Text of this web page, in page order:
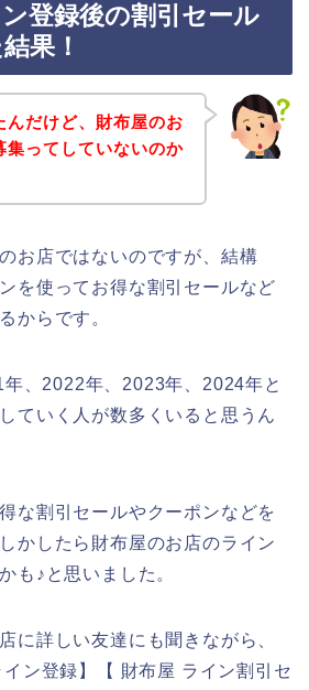
登録後の割引セール
果！
んだけど、財布屋のお
集ってしていないのか
お店ではないのですが、結構
を使ってお得な割引セールなど
からです。
、2022年、2023年、2024年と
ていく人が数多くいると思うん
な割引セールやクーポンなどを
かしたら財布屋のお店のライン
も♪と思いました。
に詳しい友達にも聞きながら、
ン登録】【 財布屋 ライン割引セ